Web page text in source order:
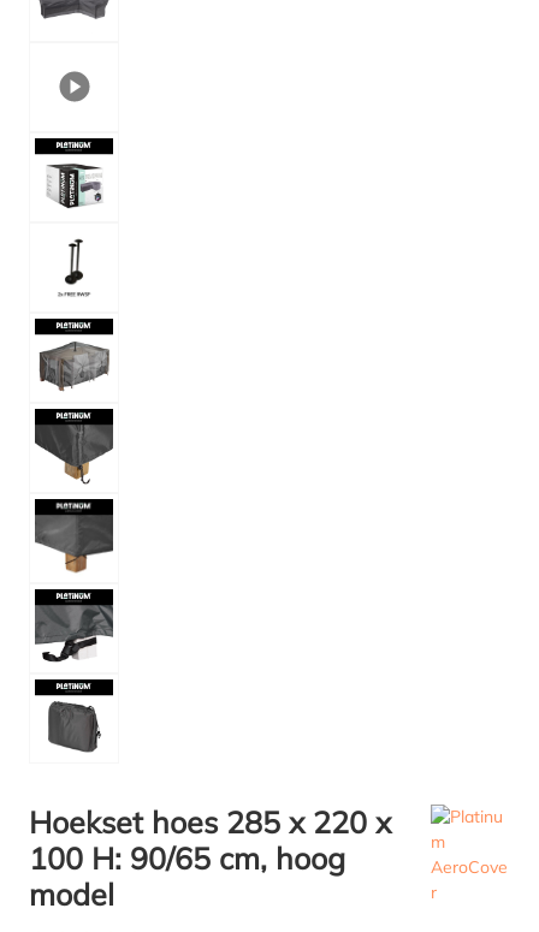
Hoekset hoes 285 x 220 x
100 H: 90/65 cm, hoog
model